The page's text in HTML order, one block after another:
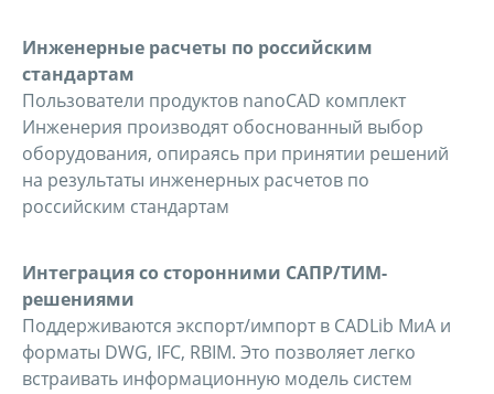
Инженерные расчеты по российским
стандартам
Пользователи продуктов nanoCAD комплект
Инженерия производят обоснованный выбор
оборудования, опираясь при принятии решений
на результаты инженерных расчетов по
российским стандартам
Интеграция со сторонними САПР/ТИМ-
решениями
Поддерживаются экспорт/импорт в CADLib МиА и
форматы DWG, IFC, RBIM. Это позволяет легко
встраивать информационную модель систем